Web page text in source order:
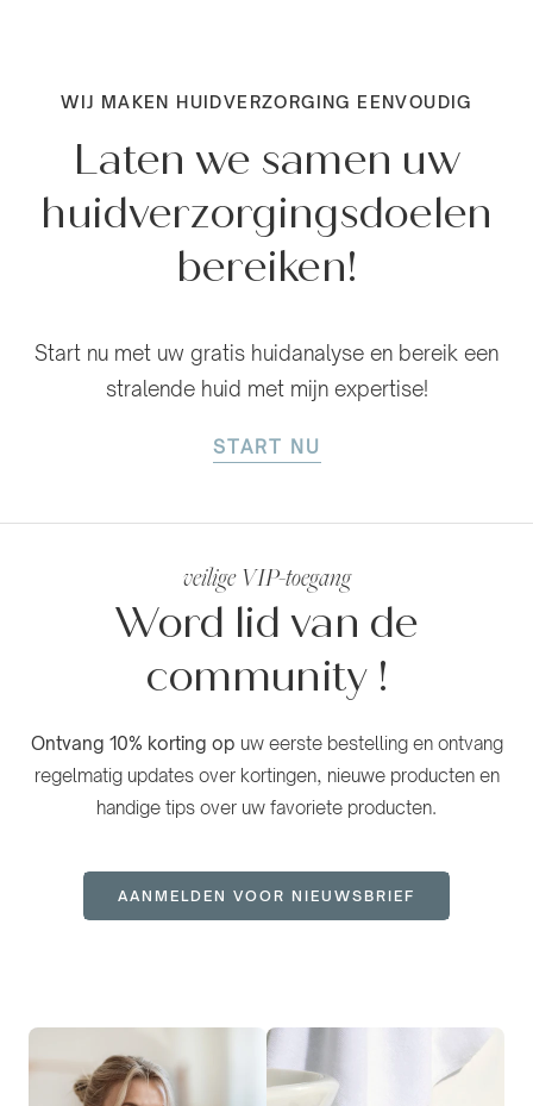
WIJ MAKEN HUIDVERZORGING EENVOUDIG
Laten we samen uw
huidverzorgingsdoelen
bereiken!
Start nu met uw gratis huidanalyse en bereik een
stralende huid met mijn expertise!
START NU
veilige VIP-toegang
Word lid van de
community!
Ontvang 10% korting op uw eerste bestelling en ontvang
regelmatig updates over kortingen, nieuwe producten en
handige tips over uw favoriete producten.
AANMELDEN VOOR NIEUWSBRIEF